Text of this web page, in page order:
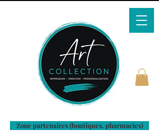
Zone partenaires (boutiques, pharmacies)